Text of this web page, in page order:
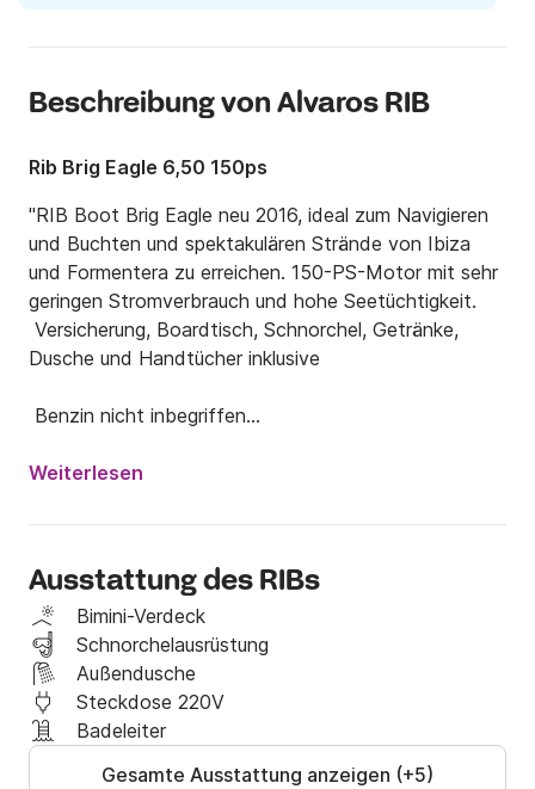
Beschreibung von Alvaros RIB
Rib Brig Eagle 6,50 150ps
"RIB Boot Brig Eagle neu 2016, ideal zum Navigieren
und Buchten und spektakulären Strände von Ibiza
und Formentera zu erreichen. 150-PS-Motor mit sehr
geringen Stromverbrauch und hohe Seetüchtigkeit.
Versicherung, Boardtisch, Schnorchel, Getränke,
Dusche und Handtücher inklusive
Benzin nicht inbegriffen
kleine Boote mit Topqualität und bieten unseren
-wir sprechen Englisch, Spanisch und Italienisch."
Weiterlesen
Ausstattung des RIBs
Bimini-Verdeck
Schnorchelausrüstung
Außendusche
Steckdose 220V
Badeleiter
Gesamte Ausstattung anzeigen (+5)